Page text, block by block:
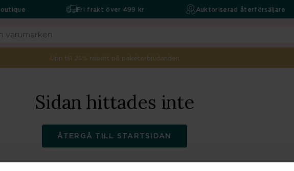
Fri frakt över 499 kr Auktoriserad återförsäljare
Upp till 25% rabatt på paketerbjudanden
Sidan hittades inte
ÅTERGÅ TILL STARTSIDAN